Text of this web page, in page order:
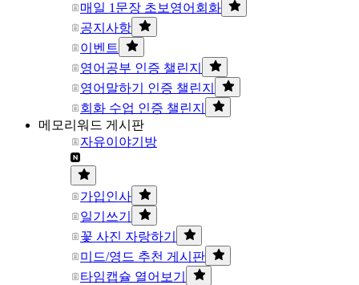
매일 1문장 초보영어회화
공지사항
이벤트
영어공부 인증 챌린지
영어말하기 인증 챌린지
회화 수업 인증 챌린지
메모리워드 게시판
자유이야기방
가입인사
일기쓰기
꽃 사진 자랑하기
미드/영드 추천 게시판
타임캡슐 열어보기